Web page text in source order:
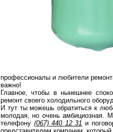
профессионалы и любители
важно!
Главное, чтобы в нынешнее
ремонт своего холодильного
И тут ты можешь обратиться к
молодая, но очень амбициозная.
телефону (067) 440 12 31 и